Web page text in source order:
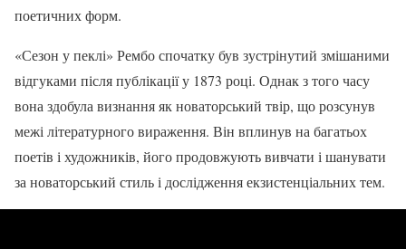
поетичних форм.
«Сезон у пеклі» Рембо спочатку був зустрінутий змішаними
відгуками після публікації у 1873 році. Однак з того часу
вона здобула визнання як новаторський твір, що розсунув
межі літературного вираження. Він вплинув на багатьох
поетів і художників, його продовжують вивчати і шанувати
за новаторський стиль і дослідження екзистенціальних тем.